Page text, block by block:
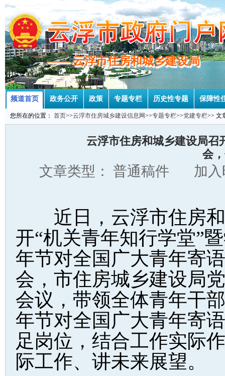
—— 云浮市住房和城乡建设局
—— 云浮市住房和城乡建设局
频道首页 政务公开 政策 专题专栏 历史性专题 保障性
您所在的位置： 首页>>云浮市住房城乡建设信息网>>专题专栏>>党建专栏>> 文
云浮市住房和城乡建设局召
会
文章类型： 普通稿件 加入
近日，云浮市住房和
开“机关青年知行学堂”
年节对全国广大青年寄
会，市住房城乡建设局
会议，带领全体青年干
年节对全国广大青年寄
足岗位，结合工作实际
际工作、讲未来展望。